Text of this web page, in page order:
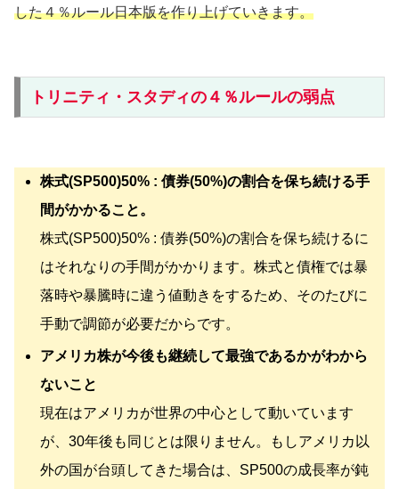
した４％ルール日本版を作り上げていきます。
トリニティ・スタディの４％ルールの弱点
株式(SP500)50% : 債券(50%)の割合を保ち続ける手
間がかかること。
株式(SP500)50% : 債券(50%)の割合を保ち続けるに
はそれなりの手間がかかります。株式と債権では暴
落時や暴騰時に違う値動きをするため、そのたびに
手動で調節が必要だからです。
アメリカ株が今後も継続して最強であるかがわから
ないこと
現在はアメリカが世界の中心として動いています
が、30年後も同じとは限りません。もしアメリカ以
外の国が台頭してきた場合は、SP500の成長率が鈍